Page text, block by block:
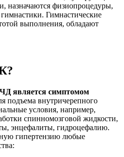
назначаются физиопроцедуры,
Гимнастические
выполнения, обладают
является симптомом
подъема внутричерепного
условия, например,
спинномозговой жидкости,
энцефалиты, гидроцефалию.
гипертензию любые